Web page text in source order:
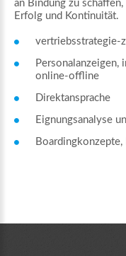
an Bindung zu
Erfolg und Kontinuität.
vertriebsstrategie-
Personalanzeigen,
online-offline
Direktansprache
Eignungsanalyse
Boardingkonzepte,